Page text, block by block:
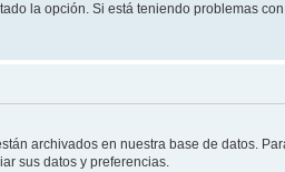
la opción. Si está teniendo problemas
archivados en nuestra base de datos.
sus datos y preferencias.